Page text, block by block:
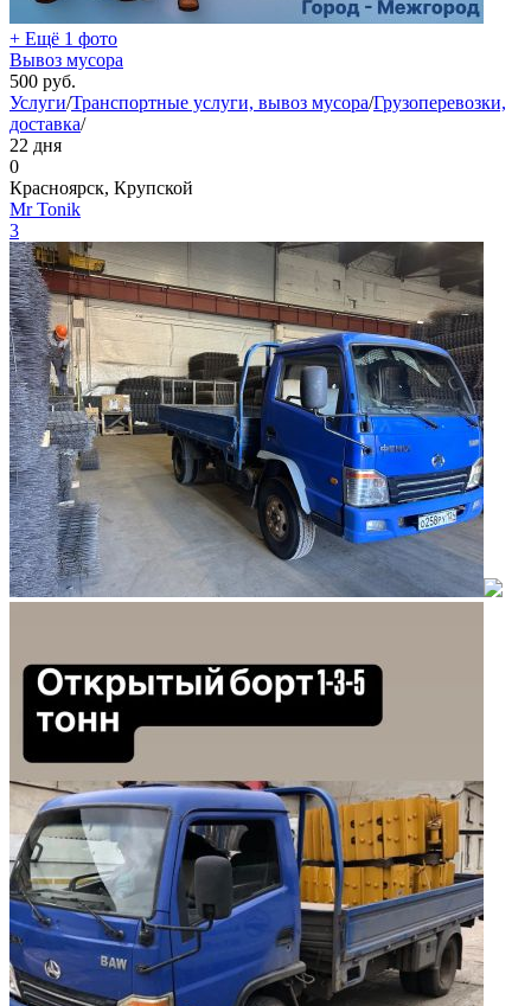
+ Ещё 1 фото
Вывоз мусора
500 руб.
Услуги/Транспортные услуги, вывоз мусора/Грузоперевозки,
доставка/
22 дня
0
Красноярск, Крупской
Mr Tonik
3